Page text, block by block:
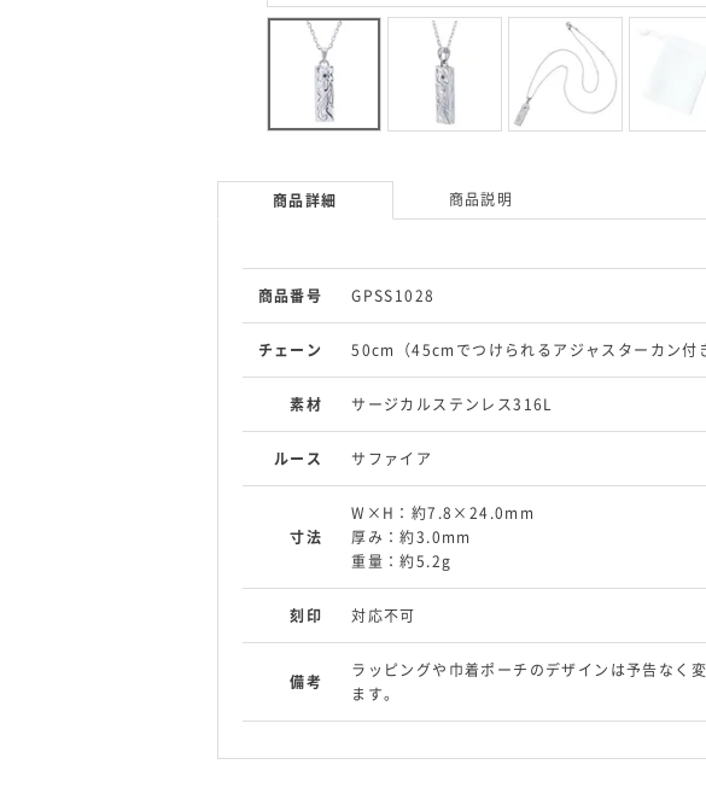
商品詳細 商品説明
商品番号 GPSS1028
チェーン 50cm（45cmでつけられるアジャスターカン付
素材 サージカルステンレス316L
ルース サファイア
寸法
W×H：約7.8×24.0mm
厚み：約3.0mm
重量：約5.2g
刻印 対応不可
備考
ラッピングや巾着ポーチのデザインは予告なく
ます。